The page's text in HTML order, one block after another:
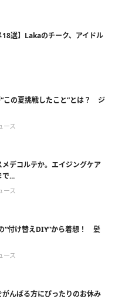
18選】Lakaのチーク、アイドル
この夏挑戦したこと”とは？ ジ
ース
デコルテか。エイジングケア
で...
ース
“付け替えDIY”から着想！ 髪
ース
んばる方にぴったりのお休み